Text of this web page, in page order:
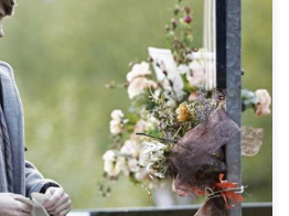
y semanalmente y de manera
Hay colocadas una flores que
Son humildes pretextos que
trama de una cinta centrada en un
y sus circunstancias. […]